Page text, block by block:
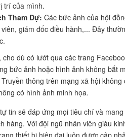
trí của mình.
Tham Dự: Các bức ảnh của hội
giám đốc điều hành,... Đây
cho dù có lướt qua các trang
bức ảnh hoặc hình ảnh không bắt
thông trên mạng xã hội
có hình ảnh minh họa.
tin sẽ đáp ứng mọi tiêu chí và
hàng. Với đội ngũ nhân viên giàu